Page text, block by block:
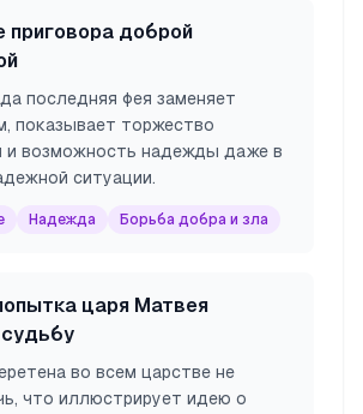
приговора доброй
последняя фея заменяет
показывает торжество
и возможность надежды даже в
ситуации.
Надежда Борьба добра и зла
царя Матвея
во всем царстве не
что иллюстрирует идею о